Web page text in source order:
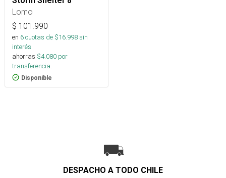
Lomo
$ 101.990
en 6cuotas de $16.998sin
interés
ahorras $4.080 por
transferencia.
Disponible
DESPACHO A TODO CHILE